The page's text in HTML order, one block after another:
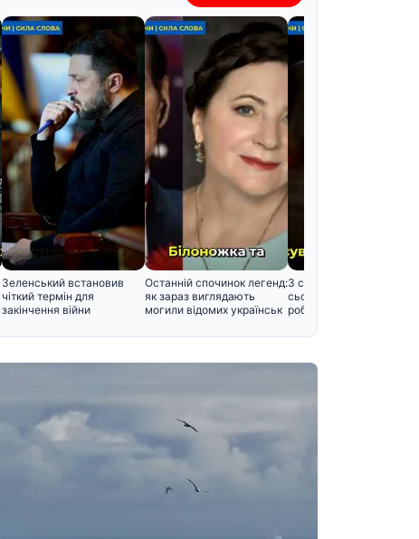
Зеленський встановив
чіткий термін для
закінчення війни
Останній спочинок легенд:
як зараз виглядають
могили відомих українськ
3 серпня: церковне свято
сьогодні, що не можна
робити, щоб не пішли гр